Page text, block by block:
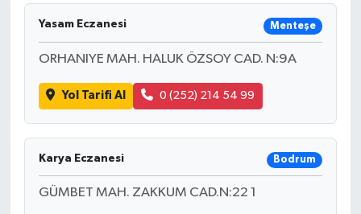
Yasam Eczanesi Menteşe
ORHANIYE MAH. HALUK ÖZSOY CAD. N:9A
Yol Tarifi Al 0 (252) 214 54 99
Karya Eczanesi Bodrum
GÜMBET MAH. ZAKKUM CAD.N:22 1